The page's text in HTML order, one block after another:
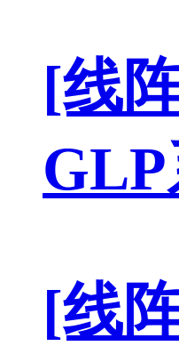
[线
GLP
[线